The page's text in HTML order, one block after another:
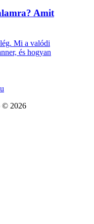
Amit
Mi a valódi
és hogyan
© 2026